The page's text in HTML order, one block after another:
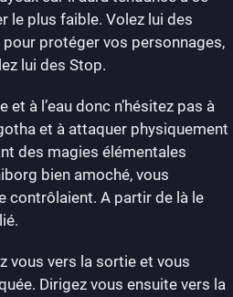
le plus faible. Volez lui des
protéger vos personnages,
lui des Stop.
à l’eau donc n’hésitez pas à
et à attaquer physiquement
des magies élémentales
bien amoché, vous
contrôlaient. A partir de là le
vous vers la sortie et vous
Dirigez vous ensuite vers la